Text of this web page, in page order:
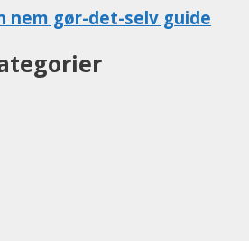
nem gør-det-selv guide